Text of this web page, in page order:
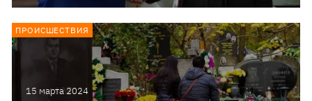
15 марта 2024
ПРОИСШЕСТВИЯ